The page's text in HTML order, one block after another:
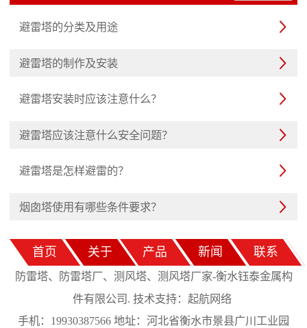

避雷塔的分类及用途

避雷塔的制作及安装

避雷塔安装时应该注意什么？

避雷塔应该注意什么安全问题？

避雷塔是怎样避雷的？

烟囱塔使用有哪些条件要求？
首页 关于 产品 新闻 联系
防雷塔、防雷塔厂、测风塔、测风塔厂家-衡水钰泰金属构
件有限公司. 技术支持： 起航网络
手机：19930387566 地址：河北省衡水市景县广川工业园